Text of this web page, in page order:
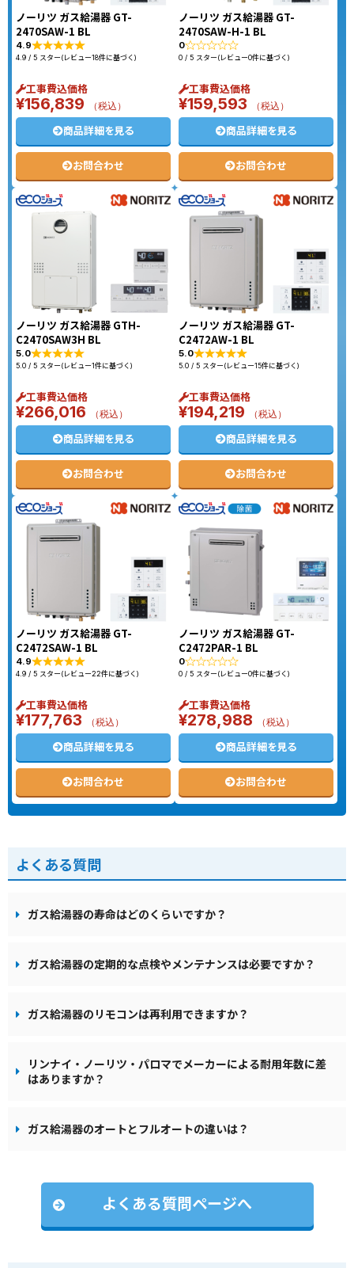
ノーリツ ガス給湯器 GT-
2470SAW-1 BL
4.9
4.9 / 5 スター(レビュー18件に基づく)
工事費込価格
¥156,839 （税込）
商品詳細を見る
お問合わせ
ノーリツ ガス給湯器 GT-
2470SAW-H-1 BL
0
0 / 5 スター(レビュー0件に基づく)
工事費込価格
¥159,593 （税込）
商品詳細を見る
お問合わせ
ノーリツ ガス給湯器 GTH-
C2470SAW3H BL
5.0
5.0 / 5 スター(レビュー1件に基づく)
工事費込価格
¥266,016 （税込）
商品詳細を見る
お問合わせ
ノーリツ ガス給湯器 GT-
C2472AW-1 BL
5.0
5.0 / 5 スター(レビュー15件に基づく)
工事費込価格
¥194,219 （税込）
商品詳細を見る
お問合わせ
ノーリツ ガス給湯器 GT-
C2472SAW-1 BL
4.9
4.9 / 5 スター(レビュー22件に基づく)
工事費込価格
¥177,763 （税込）
商品詳細を見る
お問合わせ
ノーリツ ガス給湯器 GT-
C2472PAR-1 BL
0
0 / 5 スター(レビュー0件に基づく)
工事費込価格
¥278,988 （税込）
商品詳細を見る
お問合わせ
よくある質問
ガス給湯器の寿命はどのくらいですか？
ガス給湯器の定期的な点検やメンテナンスは必要ですか？
ガス給湯器のリモコンは再利用できますか？
リンナイ・ノーリツ・パロマでメーカーによる耐用年数に差
はありますか？
ガス給湯器のオートとフルオートの違いは？
よくある質問ページへ